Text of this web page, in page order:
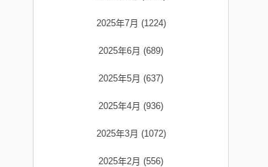
2025年7月 (1224)
2025年6月 (689)
2025年5月 (637)
2025年4月 (936)
2025年3月 (1072)
2025年2月 (556)